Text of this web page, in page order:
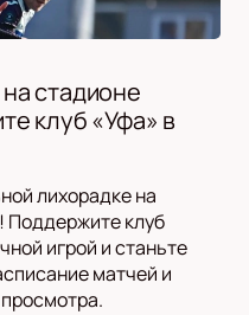
стадионе
клуб «Уфа» в
лихорадке на
Поддержите клуб
игрой и станьте
матчей и